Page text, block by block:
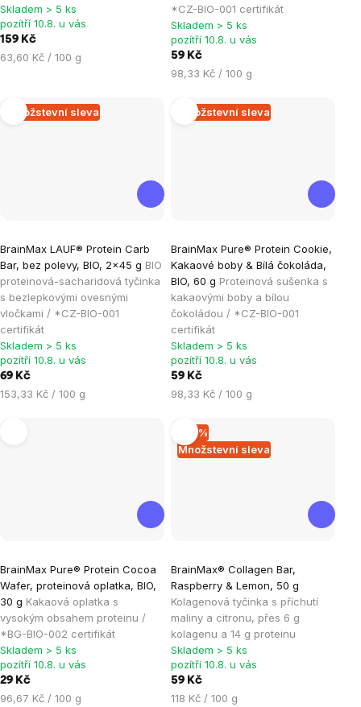
5,0
z
Skladem > 5 ks
pozítří 10.8. u vás
159 Kč
Měrná
63,60 Kč / 100 g
*CZ-BIO-001 certifikát
5,0
z
5
hvězdiček.
Skladem > 5 ks
pozítří 10.8. u vás
59 Kč
Měrná
98,33 Kč / 100 g
Množstevní sleva
BrainMax LAUF® Protein Carb
Bar, bez polevy, BIO, 2x45 g BIO
proteinová-sacharidová tyčinka
s bezlepkovými ovesnými
vločkami / *CZ-BIO-001
certifikát
hodnocení
produktu
je
5,0
z
5
hvězdiček.
Skladem > 5 ks
pozítří 10.8. u vás
69 Kč
Měrná
153,33 Kč / 100 g
Množstevní sleva
BrainMax Pure® Protein Cookie,
Kakaové boby & Bílá čokoláda,
BIO, 60 g Proteinová sušenka s
kakaovými boby a bílou
čokoládou / *CZ-BIO-001
certifikát
hodnocení
produktu
je
5,0
z
5
hvězdiček.
Skladem > 5 ks
pozítří 10.8. u vás
59 Kč
Měrná
98,33 Kč / 100 g
BrainMax Pure® Protein Cocoa
Wafer, proteinová oplatka, BIO,
30 g Kakaová oplatka s
vysokým obsahem proteinu /
*BG-BIO-002 certifikát
hodnocení
produktu
je
4,0
z
5
hvězdiček.
Skladem > 5 ks
pozítří 10.8. u vás
29 Kč
Měrná
96,67 Kč / 100 g
Množstevní sleva
–14 %
BrainMax® Collagen Bar,
Raspberry & Lemon, 50 g
Kolagenová tyčinka s příchutí
maliny a citronu, přes 6 g
kolagenu a 14 g proteinu
hodnocení
produktu
je
5,0
z
5
hvězdiček.
Skladem > 5 ks
pozítří 10.8. u vás
59 Kč
Měrná
118 Kč / 100 g